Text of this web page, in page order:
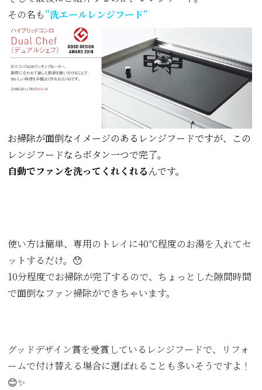
その名も”洗エールレンジフード”
お掃除が面倒なイメージのあるレンジフードですが、この
レンジフードならボタン一つで完了。
自動でファンを洗ってくれくれるんです。
使い方は簡単、専用のトレイに40℃程度のお湯を入れてセ
ットするだけ。😯
10分程度でお掃除が完了するので、ちょっとした隙間時間
で面倒なファン掃除ができちゃいます。
グッドデザイン賞を受賞しているレンジフードで、リフォ
ームで付け替える場合に選ばれることも多いそうですよ！
😊✨